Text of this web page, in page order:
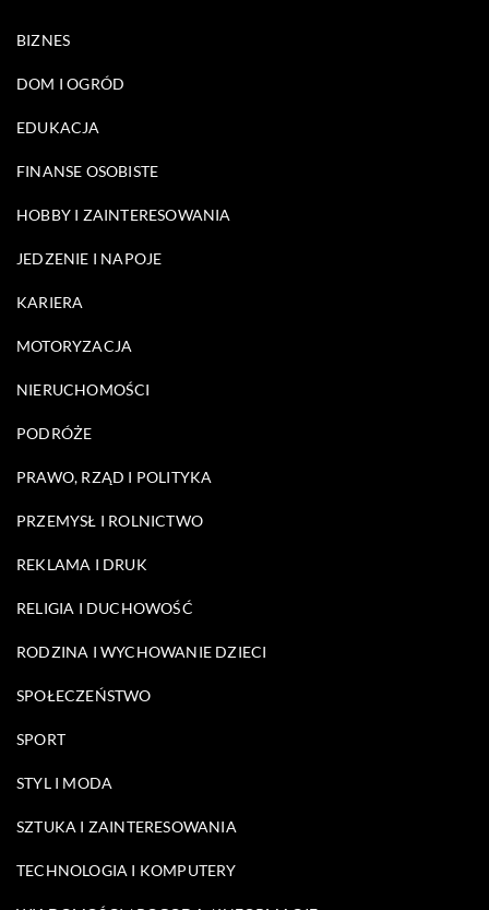
BIZNES
DOM I OGRÓD
EDUKACJA
FINANSE OSOBISTE
HOBBY I ZAINTERESOWANIA
JEDZENIE I NAPOJE
KARIERA
MOTORYZACJA
NIERUCHOMOŚCI
PODRÓŻE
PRAWO, RZĄD I POLITYKA
PRZEMYSŁ I ROLNICTWO
REKLAMA I DRUK
RELIGIA I DUCHOWOŚĆ
RODZINA I WYCHOWANIE DZIECI
SPOŁECZEŃSTWO
SPORT
STYL I MODA
SZTUKA I ZAINTERESOWANIA
TECHNOLOGIA I KOMPUTERY